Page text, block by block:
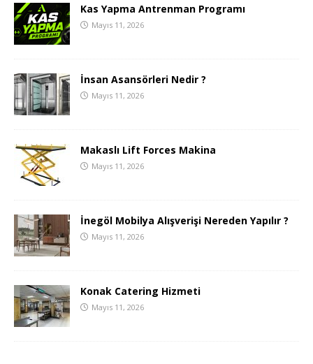
Kas Yapma Antrenman Programı
Mayıs 11, 2026
İnsan Asansörleri Nedir ?
Mayıs 11, 2026
Makaslı Lift Forces Makina
Mayıs 11, 2026
İnegöl Mobilya Alışverişi Nereden Yapılır ?
Mayıs 11, 2026
Konak Catering Hizmeti
Mayıs 11, 2026